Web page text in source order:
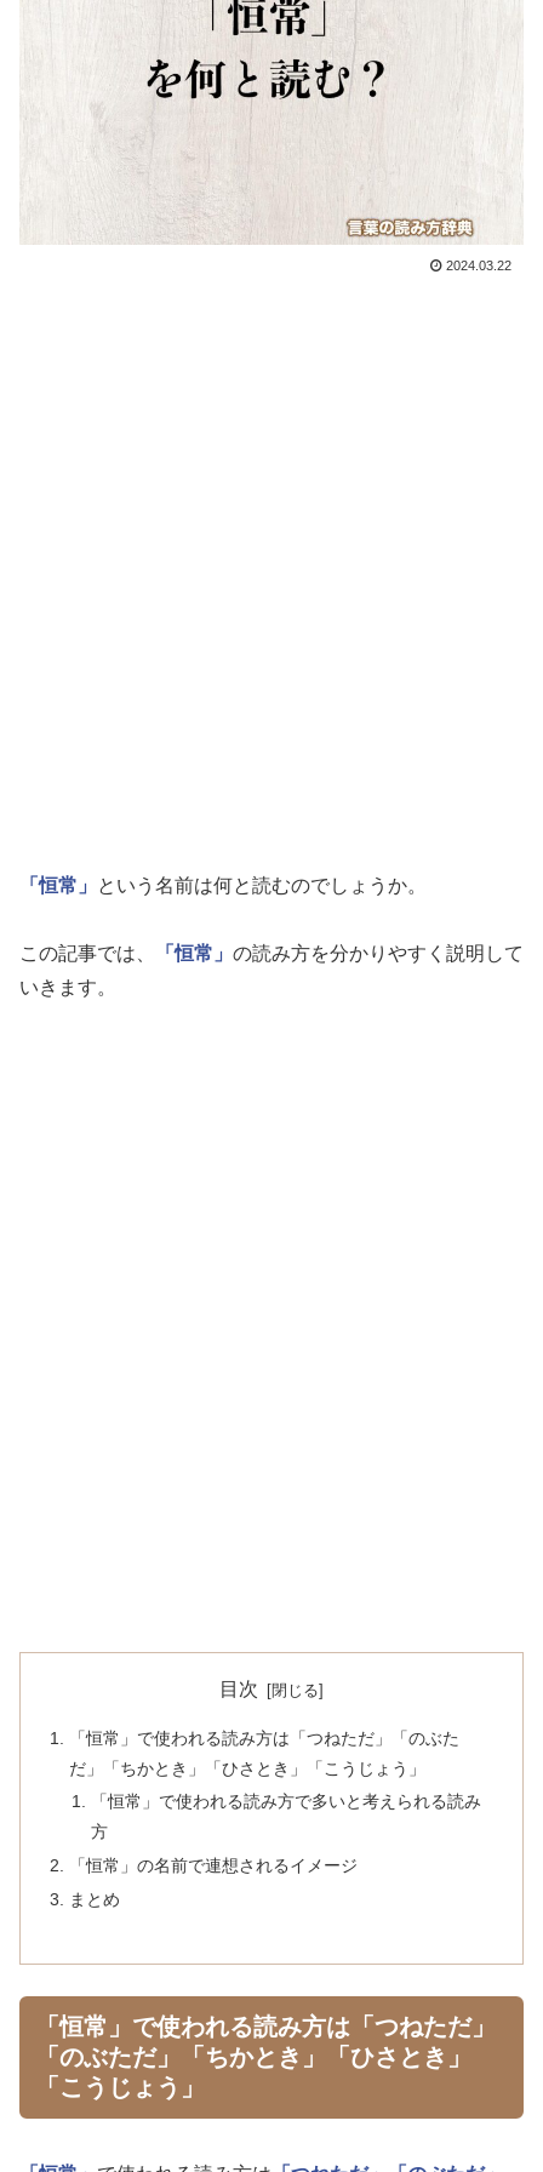
2024.03.22
「恒常」 という名前は何と読むのでしょうか。
この記事では、 「恒常」 の読み方を分かりやすく説明して
いきます。
目次
「恒常」で使われる読み方は「つねただ」「のぶた
だ」「ちかとき」「ひさとき」「こうじょう」
「恒常」で使われる読み方で多いと考えられる読み
方
「恒常」の名前で連想されるイメージ
まとめ
「恒常」で使われる読み方は「つねただ」
「のぶただ」「ちかとき」「ひさとき」
「こうじょう」